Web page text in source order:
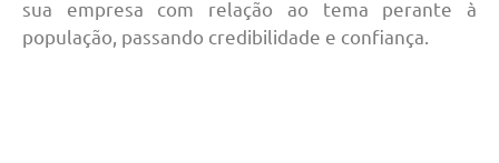
sua empresa com relação ao tema perante à
população, passando credibilidade e confiança.